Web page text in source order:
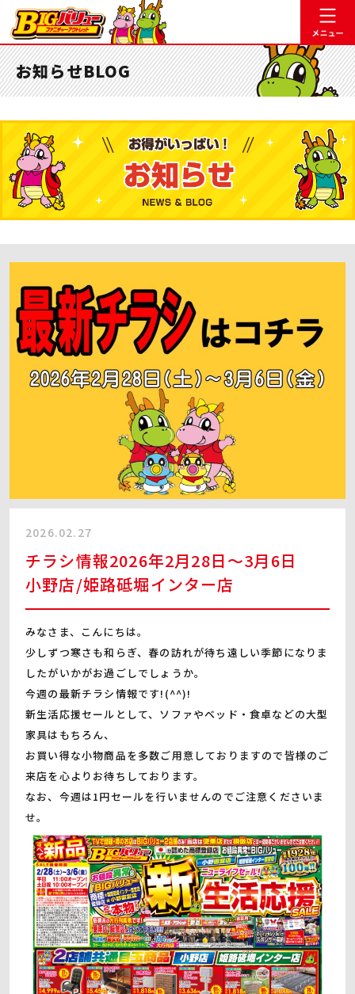
お知らせBLOG
2026.02.27
チラシ情報2026年2月28日～3月6日
小野店/姫路砥堀インター店
みなさま、こんにちは。
少しずつ寒さも和らぎ、春の訪れが待ち遠しい季節になりま
したがいかがお過ごしでしょうか。
今週の最新チラシ情報です!(^^)!
新生活応援セールとして、ソファやベッド・食卓などの大型
家具はもちろん、
お買い得な小物商品を多数ご用意しておりますので皆様のご
来店を心よりお待ちしております。
なお、今週は1円セールを行いませんのでご注意くださいま
せ。